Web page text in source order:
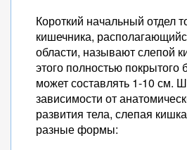
Короткий начальный отдел
кишечника,
области, называют слепой
этого полностью
может составлять 1-10 см.
зависимости от
развития тела, слепая
разные формы: